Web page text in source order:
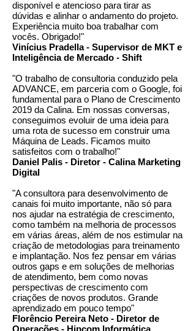
disponível e atencioso para tirar as
dúvidas e alinhar o andamento do projeto.
Experiência muito boa trabalhar com
vocês. Obrigado!"
Vinícius Pradella - Supervisor de MKT e
Inteligência de Mercado - Shift
"O trabalho de consultoria conduzido pela
ADVANCE, em parceria com o Google, foi
fundamental para o Plano de Crescimento
2019 da Calina. Em nossas conversas,
conseguimos evoluir de uma ideia para
uma rota de sucesso em construir uma
Máquina de Leads. Ficamos muito
satisfeitos com o trabalho!"
Daniel Palis - Diretor - Calina Marketing
Digital
"A consultora para desenvolvimento de
canais foi muito importante, não só para
nos ajudar na estratégia de crescimento,
como também na melhoria de processos
em várias áreas, além de nos estimular na
criação de metodologias para treinamento
e implantação. Nos fez pensar em várias
outros gaps e em soluções de melhorias
de atendimento, bem como novas
perspectivas de crescimento com
criações de novos produtos. Grande
aprendizado em pouco tempo"
Florêncio Pereira Neto - Diretor de
Operações - Hipcom Informática